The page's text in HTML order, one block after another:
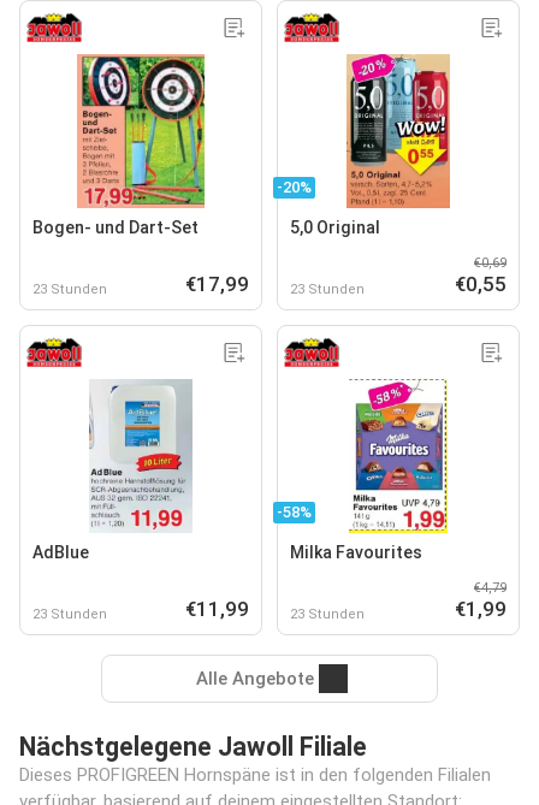
Bogen- und Dart-Set
23 Stunden €17,99
-20%
5,0 Original
23 Stunden
€0,69
€0,55
AdBlue
23 Stunden €11,99
-58%
Milka Favourites
23 Stunden
€4,79
€1,99
Alle Angebote
Nächstgelegene Jawoll Filiale
Dieses PROFIGREEN Hornspäne ist in den folgenden Filialen